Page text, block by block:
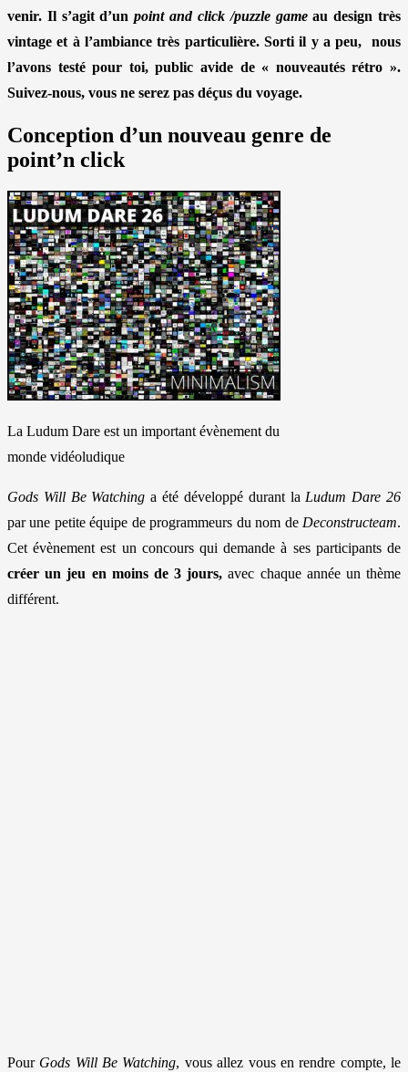
venir. Il s’agit d’unpoint and click /puzzle gameau design très
vintage et à l’ambiance très particulière. Sorti il y a peu, nous
l’avons testé pour toi, public avide de « nouveautés rétro ».
Suivez-nous, vous ne serez pas déçus du voyage.
Conception d’un nouveau genre de
point’n click
La Ludum Dare est un important évènement du
monde vidéoludique
Gods Will Be Watching a été développé durant la Ludum Dare 26
par une petite équipe de programmeurs du nom de Deconstructeam.
Cet évènement est un concours qui demande à ses participants de
créer un jeu en moins de 3 jours, avec chaque année un thème
différent.
Pour Gods Will Be Watching, vous allez vous en rendre compte, le